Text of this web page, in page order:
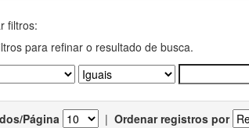
filtros:
para refinar o resultado de busca.
Página | Ordenar registros por